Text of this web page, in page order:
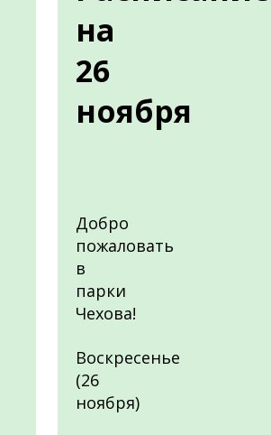
на
26
ноября
Добро
пожаловать
в
парки
Чехова!
Воскресенье
(26
ноября)